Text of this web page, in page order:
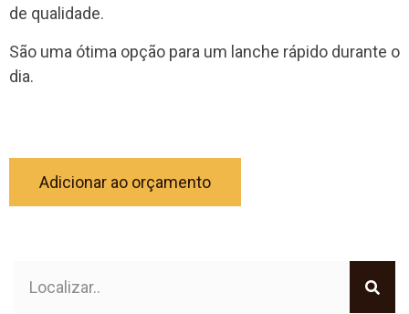
de qualidade.
São uma ótima opção para um lanche rápido durante o
dia.
Adicionar ao orçamento